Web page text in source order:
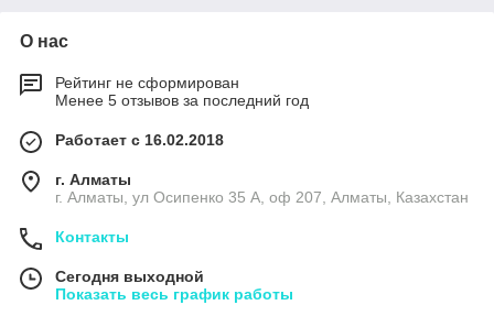
О нас
Рейтинг не сформирован
Менее 5 отзывов за последний год
Работает с 16.02.2018
г. Алматы
г. Алматы, ул Осипенко 35 А, оф 207, Алматы, Казахстан
Контакты
Сегодня выходной
Показать весь график работы